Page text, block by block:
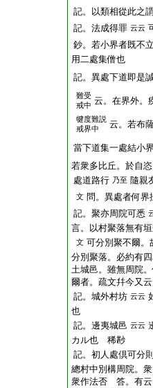
記。以類相從此之
記。法成得罪 云云
鈔。若小界者既不
用二處集僧也
記。異處下道即是
難受
戒中 云。在界外。
犍度難説
戒界中
云。若布
當下道集一處結小
若衆多比丘。於自
處道路行 乃至 隨親
文 問。異處者何
記。聚亦周院可悉
言。以村聚落無有
文 可分別聚不爾
分別聚落。必約有
土城邑。雖無周院
爾者。疏文幷今
記。城外村坊 云云
也
記。邊夷城邑 云云
カル也 稀尠
記。初人處倶可分
總村中別構周院。
衆作法否 答。有云